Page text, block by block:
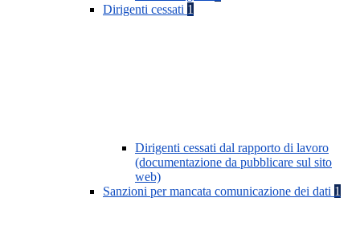
Dirigenti cessati 1
Dirigenti cessati dal rapporto di lavoro
(documentazione da pubblicare sul sito
web)
Sanzioni per mancata comunicazione dei dati 1